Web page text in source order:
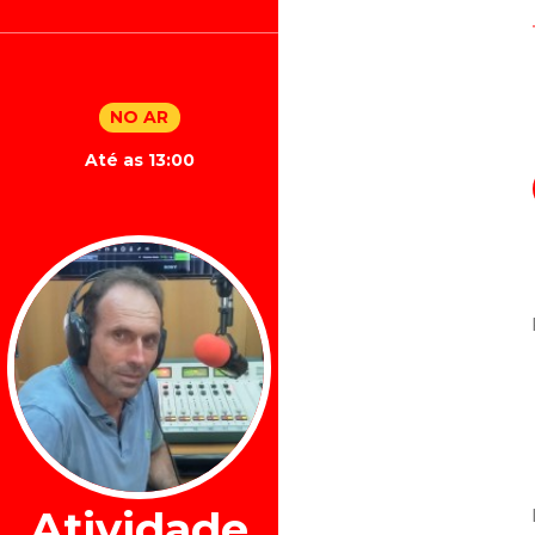
NO AR
Até as 13:00